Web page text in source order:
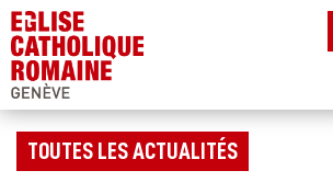
TOUTES LES ACTUALITÉS